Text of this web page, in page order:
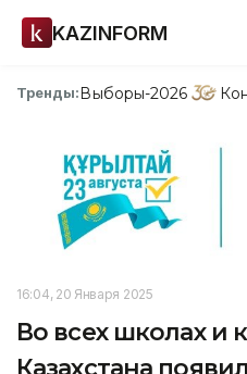
KAZINFORM
Тренды:Выборы-2026
16:04, 20 Января 2025
Во всех школах и